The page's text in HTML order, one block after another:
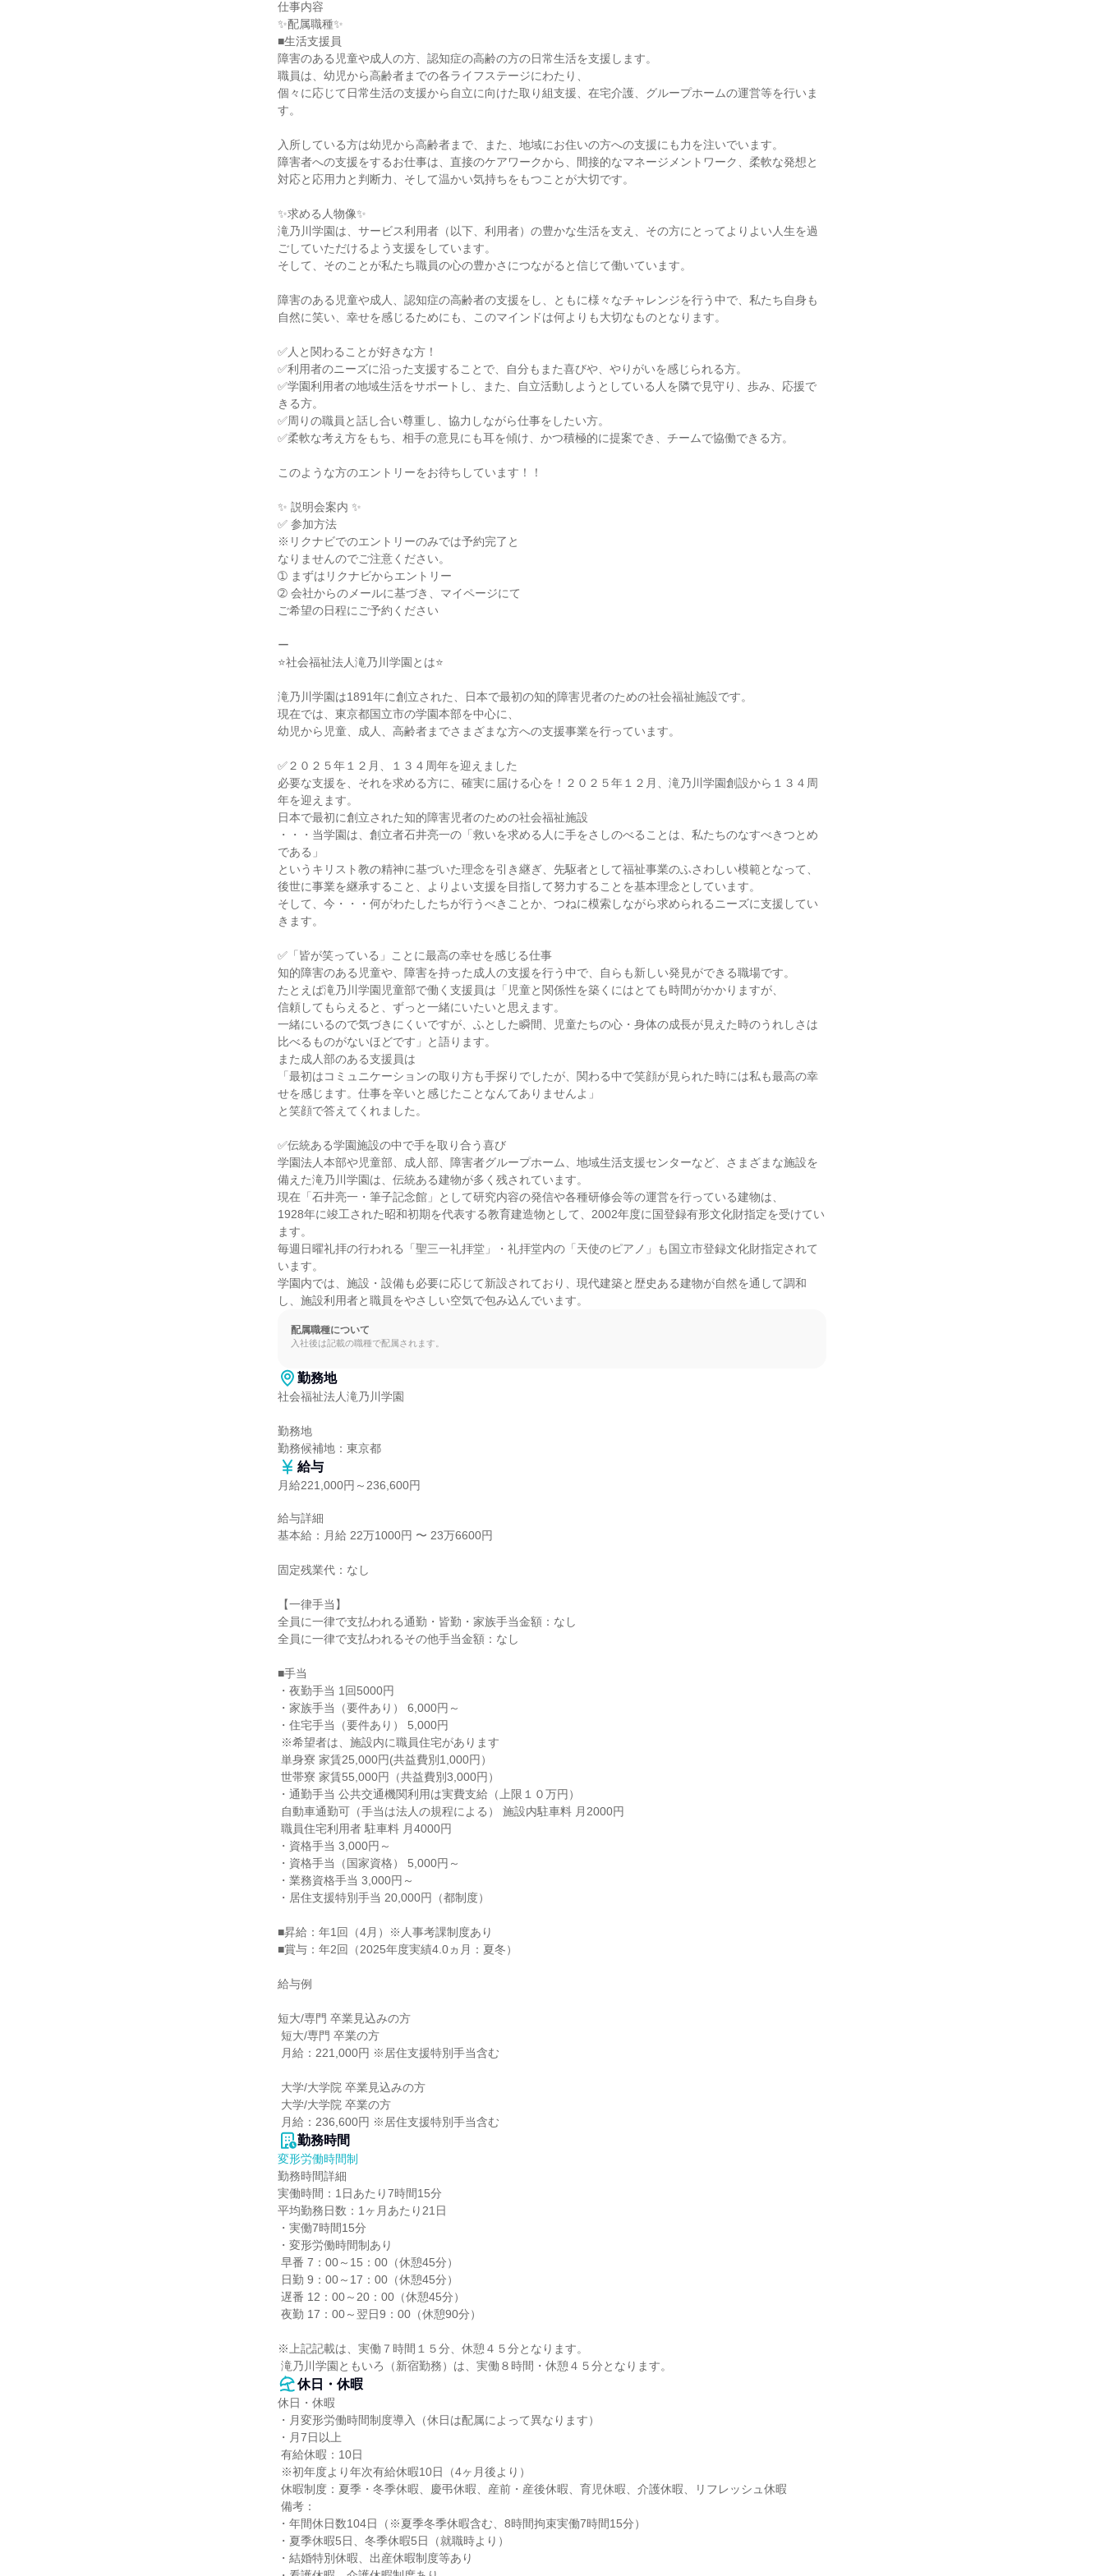
仕事内容
✨配属職種✨
■生活支援員
障害のある児童や成人の方、認知症の高齢の方の日常生活を支援します。
職員は、幼児から高齢者までの各ライフステージにわたり、
個々に応じて日常生活の支援から自立に向けた取り組支援、在宅介護、グループホームの運営等を行いま
す。
入所している方は幼児から高齢者まで、また、地域にお住いの方への支援にも力を注いでいます。
障害者への支援をするお仕事は、直接のケアワークから、間接的なマネージメントワーク、柔軟な発想と
対応と応用力と判断力、そして温かい気持ちをもつことが大切です。
✨求める人物像✨
滝乃川学園は、サービス利用者（以下、利用者）の豊かな生活を支え、その方にとってよりよい人生を過
ごしていただけるよう支援をしています。
そして、そのことが私たち職員の心の豊かさにつながると信じて働いています。
障害のある児童や成人、認知症の高齢者の支援をし、ともに様々なチャレンジを行う中で、私たち自身も
自然に笑い、幸せを感じるためにも、このマインドは何よりも大切なものとなります。
✅人と関わることが好きな方！
✅利用者のニーズに沿った支援することで、自分もまた喜びや、やりがいを感じられる方。
✅学園利用者の地域生活をサポートし、また、自立活動しようとしている人を隣で見守り、歩み、応援で
きる方。
✅周りの職員と話し合い尊重し、協力しながら仕事をしたい方。
✅柔軟な考え方をもち、相手の意見にも耳を傾け、かつ積極的に提案でき、チームで協働できる方。
このような方のエントリーをお待ちしています！！
✨ 説明会案内 ✨
✅ 参加方法
※リクナビでのエントリーのみでは予約完了と
なりませんのでご注意ください。
➀ まずはリクナビからエントリー
➁ 会社からのメールに基づき、マイページにて
ご希望の日程にご予約ください
ー
⭐社会福祉法人滝乃川学園とは⭐
滝乃川学園は1891年に創立された、日本で最初の知的障害児者のための社会福祉施設です。
現在では、東京都国立市の学園本部を中心に、
幼児から児童、成人、高齢者までさまざまな方への支援事業を行っています。
✅２０２５年１２月、１３４周年を迎えました
必要な支援を、それを求める方に、確実に届ける心を！２０２５年１２月、滝乃川学園創設から１３４周
年を迎えます。
日本で最初に創立された知的障害児者のための社会福祉施設
・・・当学園は、創立者石井亮一の「救いを求める人に手をさしのべることは、私たちのなすべきつとめ
である」
というキリスト教の精神に基づいた理念を引き継ぎ、先駆者として福祉事業のふさわしい模範となって、
後世に事業を継承すること、よりよい支援を目指して努力することを基本理念としています。
そして、今・・・何がわたしたちが行うべきことか、つねに模索しながら求められるニーズに支援してい
きます。
✅「皆が笑っている」ことに最高の幸せを感じる仕事
知的障害のある児童や、障害を持った成人の支援を行う中で、自らも新しい発見ができる職場です。
たとえば滝乃川学園児童部で働く支援員は「児童と関係性を築くにはとても時間がかかりますが、
信頼してもらえると、ずっと一緒にいたいと思えます。
一緒にいるので気づきにくいですが、ふとした瞬間、児童たちの心・身体の成長が見えた時のうれしさは
比べるものがないほどです」と語ります。
また成人部のある支援員は
「最初はコミュニケーションの取り方も手探りでしたが、関わる中で笑顔が見られた時には私も最高の幸
せを感じます。仕事を辛いと感じたことなんてありませんよ」
と笑顔で答えてくれました。
✅伝統ある学園施設の中で手を取り合う喜び
学園法人本部や児童部、成人部、障害者グループホーム、地域生活支援センターなど、さまざまな施設を
備えた滝乃川学園は、伝統ある建物が多く残されています。
現在「石井亮一・筆子記念館」として研究内容の発信や各種研修会等の運営を行っている建物は、
1928年に竣工された昭和初期を代表する教育建造物として、2002年度に国登録有形文化財指定を受けてい
ます。
毎週日曜礼拝の行われる「聖三一礼拝堂」・礼拝堂内の「天使のピアノ」も国立市登録文化財指定されて
います。
学園内では、施設・設備も必要に応じて新設されており、現代建築と歴史ある建物が自然を通して調和
し、施設利用者と職員をやさしい空気で包み込んでいます。
配属職種について
入社後は記載の職種で配属されます。
勤務地
社会福祉法人滝乃川学園
勤務地
勤務候補地：東京都
給与
月給221,000円～236,600円
給与詳細
基本給：月給 22万1000円 〜 23万6600円
固定残業代：なし
【一律手当】
全員に一律で支払われる通勤・皆勤・家族手当金額：なし
全員に一律で支払われるその他手当金額：なし
■手当
・夜勤手当 1回5000円
・家族手当（要件あり） 6,000円～
・住宅手当（要件あり） 5,000円
・通勤手当 公共交通機関利用は実費支給（上限１０万円）
・資格手当 3,000円～
・資格手当（国家資格） 5,000円～
・業務資格手当 3,000円～
・居住支援特別手当 20,000円（都制度）
■昇給：年1回（4月）※人事考課制度あり
■賞与：年2回（2025年度実績4.0ヵ月：夏冬）
給与例
短大/専門 卒業見込みの方
月給：236,600円 ※居住支援特別手当含む
勤務時間
変形労働時間制
勤務時間詳細
実働時間：1日あたり7時間15分
平均勤務日数：1ヶ月あたり21日
・実働7時間15分
・変形労働時間制あり
※上記記載は、実働７時間１５分、休憩４５分となります。
滝乃川学園ともいろ（新宿勤務）は、実働８時間・休憩４５分となります。
休日・休暇
休日・休暇
・月変形労働時間制度導入（休日は配属によって異なります）
・月7日以上
・年間休日数104日（※夏季冬季休暇含む、8時間拘束実働7時間15分）
・夏季休暇5日、冬季休暇5日（就職時より）
・結婚特別休暇、出産休暇制度等あり